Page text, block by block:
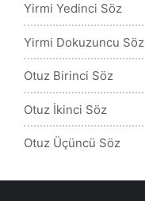
Yirmi Yedinci Söz
Yirmi Dokuzuncu Söz
Otuz Birinci Söz
Otuz İkinci Söz
Otuz Üçüncü Söz